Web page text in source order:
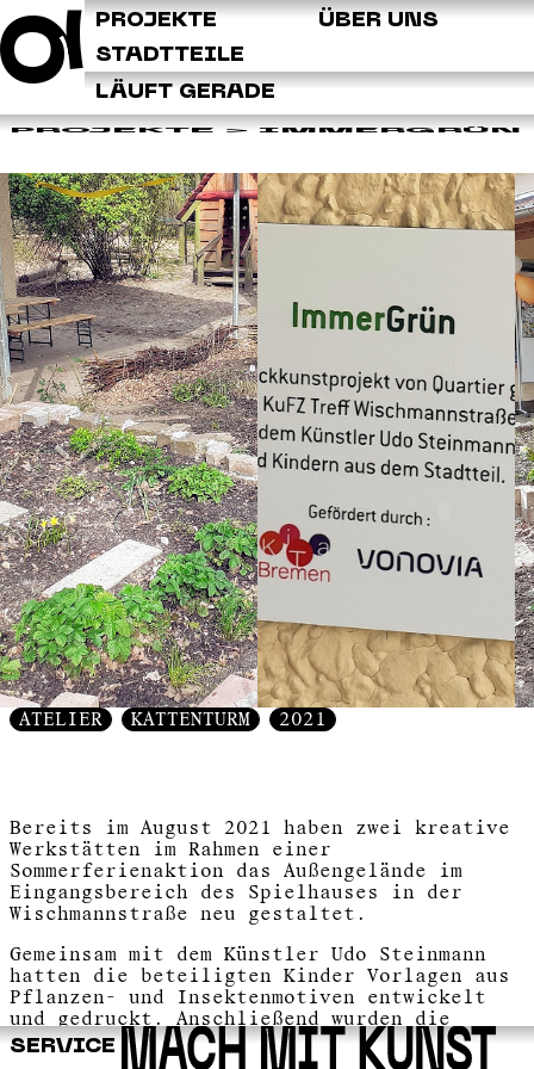
ÜBER UNS
PROJEKTE
STADTTEILE
LÄUFT GERADE
SERVICE
PROJEKTE > IMMERGRÜN
ATELIER KATTENTURM 2021
Bereits im August 2021 haben zwei kreative
Werkstätten im Rahmen einer
Sommerferienaktion das Außengelände im
Eingangsbereich des Spielhauses in der
Wischmannstraße neu gestaltet.
Gemeinsam mit dem Künstler Udo Steinmann
hatten die beteiligten Kinder Vorlagen aus
Pflanzen- und Insektenmotiven entwickelt
und gedruckt. Anschließend wurden die
farbenprächtigen Drucke digitalisiert und
auf großformatige Trägerplatten übertragen.